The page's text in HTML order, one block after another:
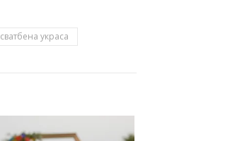
сватбена украса